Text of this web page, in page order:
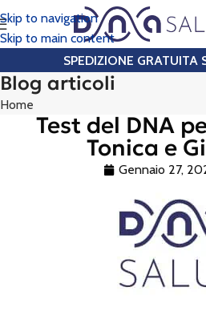
Skip to navigation
Skip to main content
SPEDIZIONE GRATUITA
Blog articoli
Home
Test del DNA
Tonica e
Gennaio 27,